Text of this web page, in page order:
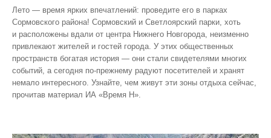
Лето — время ярких впечатлений: проведите его в парках
Сормовского района! Сормовский и Светлоярский парки, хоть
и расположены вдали от центра Нижнего Новгорода, неизменно
привлекают жителей и гостей города. У этих общественных
пространств богатая история — они стали свидетелями многих
событий, а сегодня по‑прежнему радуют посетителей и хранят
немало интересного. Узнайте, чем живут эти зоны отдыха сейчас,
прочитав материал ИА «Время Н».